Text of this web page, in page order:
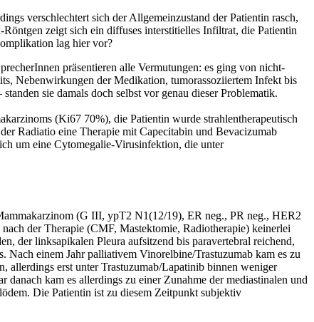
verschlechtert sich der Allgemeinzustand der Patientin rasch,
zeigt sich ein diffuses interstitielles Infiltrat, die Patientin
lag hier vor?
präsentieren alle Vermutungen: es ging von nicht-
Nebenwirkungen der Medikation, tumorassoziiertem Infekt bis
sie damals doch selbst vor genau dieser Problematik.
(Ki67 70%), die Patientin wurde strahlentherapeutisch
Radiatio eine Therapie mit Capecitabin und Bevacizumab
um eine Cytomegalie-Virusinfektion, die unter
(G III, ypT2 N1(12/19), ER neg., PR neg., HER2
der Therapie (CMF, Mastektomie, Radiotherapie) keinerlei
der linksapikalen Pleura aufsitzend bis paravertebral reichend,
einem Jahr palliativem Vinorelbine/Trastuzumab kam es zu
allerdings erst unter Trastuzumab/Lapatinib binnen weniger
kam es allerdings zu einer Zunahme der mediastinalen und
Die Patientin ist zu diesem Zeitpunkt subjektiv